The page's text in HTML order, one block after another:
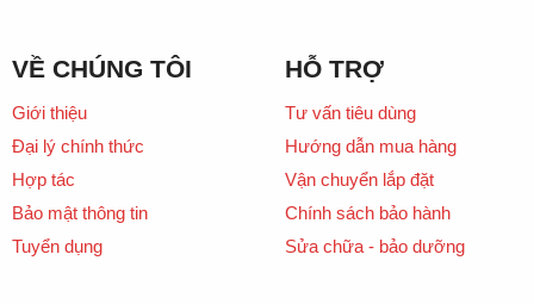
VỀ CHÚNG TÔI
Giới thiệu
Đại lý chính thức
Hợp tác
Bảo mật thông tin
Tuyển dụng
HỖ TRỢ
Tư vấn tiêu dùng
Hướng dẫn mua hàng
Vận chuyển lắp đặt
Chính sách bảo hành
Sửa chữa - bảo dưỡng